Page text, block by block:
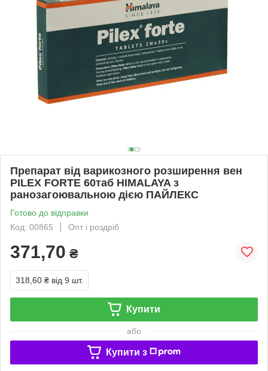
Препарат від варикозного розширення вен
PILEX FORTE 60таб HIMALAYA з
ранозагоювальною дією ПАЙЛЕКС
Готово до відправки
Код: 00865
Опт і роздріб
371,70 ₴
318,60 ₴ від 9 шт.
Купити
або
Купити з